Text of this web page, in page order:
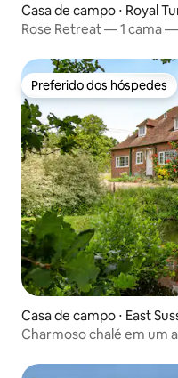
Casa de campo ⋅ Royal
Rose Retreat — 1 cama
Preferido dos hóspedes
Preferido dos hóspedes
Casa de campo ⋅ East
Charmoso chalé em um